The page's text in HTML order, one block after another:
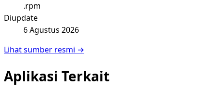
.rpm
Diupdate
6 Agustus 2026
Lihat sumber resmi →
Aplikasi Terkait